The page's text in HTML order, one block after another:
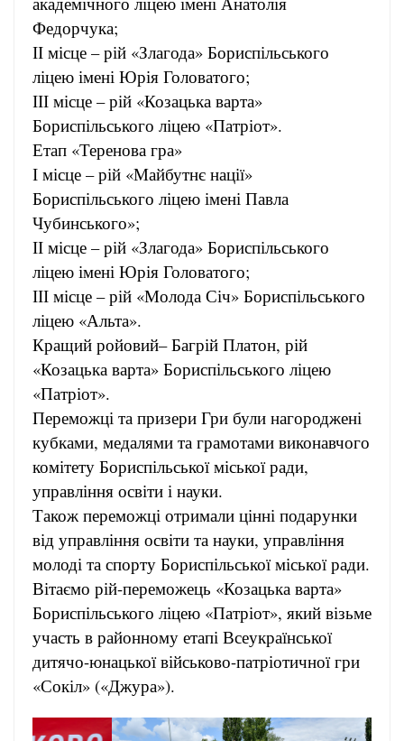
Федорчука;
ІІ місце – рій «Злагода» Бориспільського
ліцею імені Юрія Головатого;
ІІІ місце – рій «Козацька варта»
Бориспільського ліцею «Патріот».
Етап «Теренова гра»
І місце – рій «Майбутнє нації»
Бориспільського ліцею імені Павла
Чубинського»;
ІІ місце – рій «Злагода» Бориспільського
ліцею імені Юрія Головатого;
ІІІ місце – рій «Молода Січ» Бориспільського
ліцею «Альта».
Кращий ройовий– Багрій Платон, рій
«Козацька варта» Бориспільського ліцею
«Патріот».
Переможці та призери Гри були нагороджені
кубками, медалями та грамотами виконавчого
комітету Бориспільської міської ради,
управління освіти і науки.
Також переможці отримали цінні подарунки
від управління освіти та науки, управління
молоді та спорту Бориспільської міської ради.
Вітаємо рій-переможець «Козацька варта»
Бориспільського ліцею «Патріот», який візьме
участь в районному етапі Всеукраїнської
дитячо-юнацької військово-патріотичної гри
«Сокіл» («Джура»).